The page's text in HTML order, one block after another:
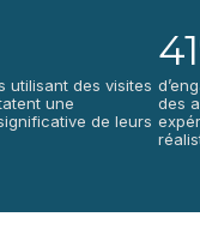
utilisant des visites
une
de leurs
des